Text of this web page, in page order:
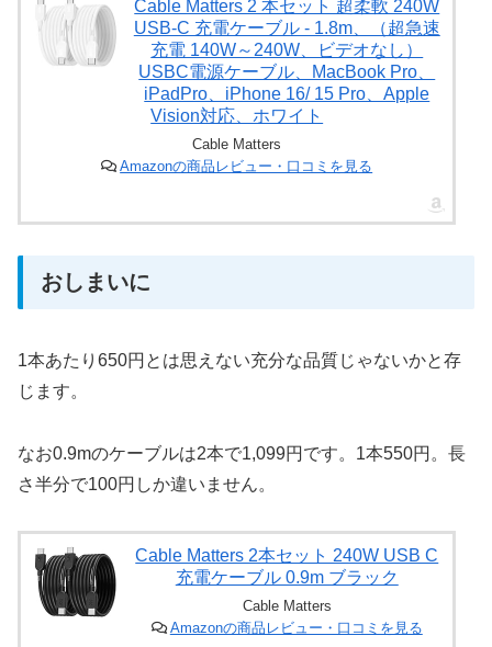
Cable Matters 2 本セット 超柔軟 240W
USB-C 充電ケーブル - 1.8m、（超急速
充電 140W～240W、ビデオなし）
USBC電源ケーブル、MacBook Pro、
iPadPro、iPhone 16/ 15 Pro、Apple
Vision対応、ホワイト
Cable Matters
Amazonの商品レビュー・口コミを見る
おしまいに
1本あたり650円とは思えない充分な品質じゃないかと存
じます。
なお0.9mのケーブルは2本で1,099円です。1本550円。長
さ半分で100円しか違いません。
Cable Matters 2本セット 240W USB C
充電ケーブル 0.9m ブラック
Cable Matters
Amazonの商品レビュー・口コミを見る